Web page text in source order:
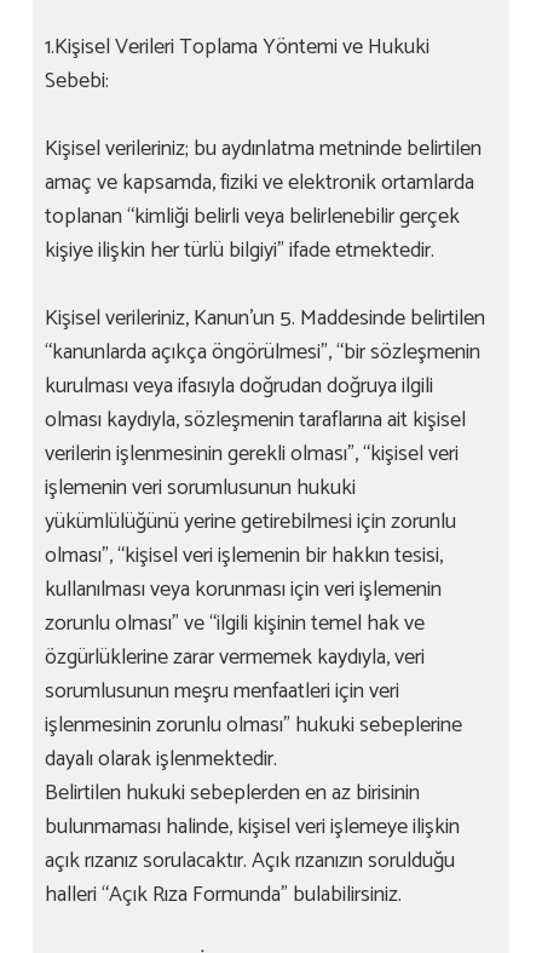
1.Kişisel Verileri Toplama Yöntemi ve Hukuki
Sebebi:
Kişisel verileriniz; bu aydınlatma metninde belirtilen
amaç ve kapsamda, fiziki ve elektronik ortamlarda
toplanan “kimliği belirli veya belirlenebilir gerçek
kişiye ilişkin her türlü bilgiyi” ifade etmektedir.
Kişisel verileriniz, Kanun’un 5. Maddesinde belirtilen
“kanunlarda açıkça öngörülmesi”, “bir sözleşmenin
kurulması veya ifasıyla doğrudan doğruya ilgili
olması kaydıyla, sözleşmenin taraflarına ait kişisel
verilerin işlenmesinin gerekli olması”, “kişisel veri
işlemenin veri sorumlusunun hukuki
yükümlülüğünü yerine getirebilmesi için zorunlu
olması”, “kişisel veri işlemenin bir hakkın tesisi,
kullanılması veya korunması için veri işlemenin
zorunlu olması” ve “ilgili kişinin temel hak ve
özgürlüklerine zarar vermemek kaydıyla, veri
sorumlusunun meşru menfaatleri için veri
işlenmesinin zorunlu olması” hukuki sebeplerine
dayalı olarak işlenmektedir.
Belirtilen hukuki sebeplerden en az birisinin
bulunmaması halinde, kişisel veri işlemeye ilişkin
açık rızanız sorulacaktır. Açık rızanızın sorulduğu
halleri “Açık Rıza Formunda” bulabilirsiniz.